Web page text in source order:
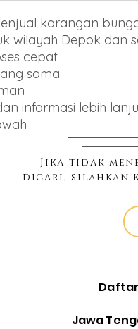
karangan
wilayah Depok dan
cepat
sama
informasi lebih
Jika tidak
dicari, silahkan
Jawa